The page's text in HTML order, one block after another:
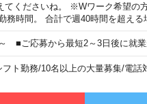
てくださいね。 ※Wワーク希望の
時間。 合計で週40時間を超える
■ご応募から最短2～3日後に就業
フト勤務/10名以上の大量募集/電話